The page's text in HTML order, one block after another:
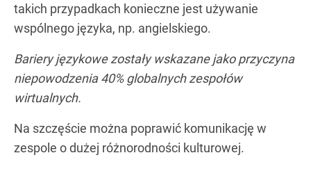
takich przypadkach konieczne jest używanie
wspólnego języka, np. angielskiego.
Bariery językowe zostały wskazane jako przyczyna
niepowodzenia 40% globalnych zespołów
wirtualnych.
Na szczęście można poprawić komunikację w
zespole o dużej różnorodności kulturowej.